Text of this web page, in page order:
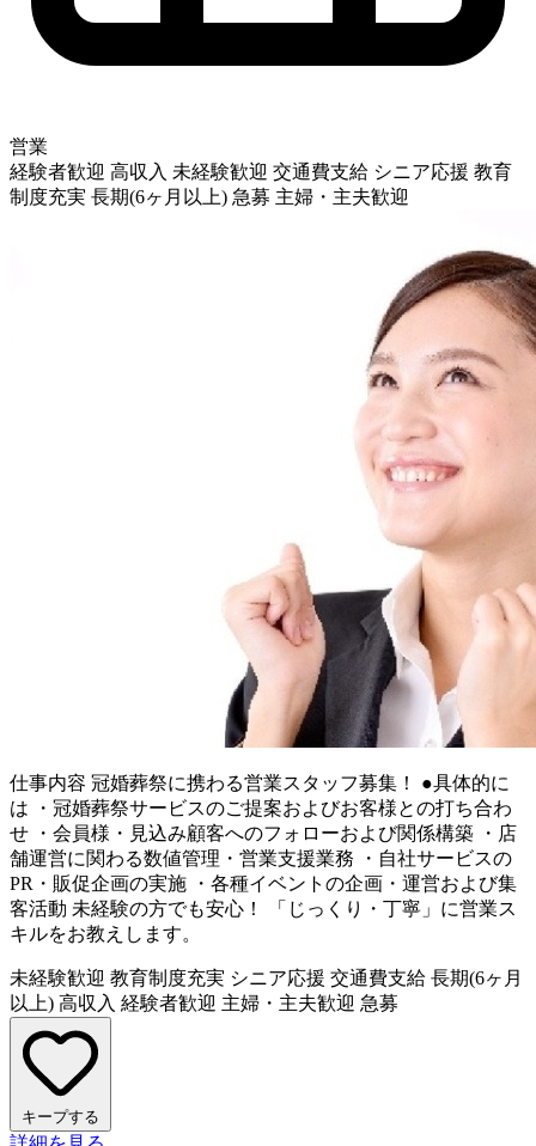
営業
経験者歓迎 高収入 未経験歓迎 交通費支給 シニア応援 教育
制度充実 長期(6ヶ月以上) 急募 主婦・主夫歓迎
仕事内容 冠婚葬祭に携わる営業スタッフ募集！ ●具体的に
は ・冠婚葬祭サービスのご提案およびお客様との打ち合わ
せ ・会員様・見込み顧客へのフォローおよび関係構築 ・店
舗運営に関わる数値管理・営業支援業務 ・自社サービスの
PR・販促企画の実施 ・各種イベントの企画・運営および集
客活動 未経験の方でも安心！ 「じっくり・丁寧」に営業ス
キルをお教えします。
未経験歓迎 教育制度充実 シニア応援 交通費支給 長期(6ヶ月
以上) 高収入 経験者歓迎 主婦・主夫歓迎 急募
キープする